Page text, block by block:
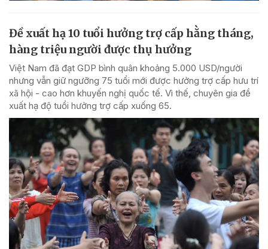
Đề xuất hạ 10 tuổi hưởng trợ cấp hằng tháng,
hàng triệu người được thụ hưởng
Việt Nam đã đạt GDP bình quân khoảng 5.000 USD/người
nhưng vẫn giữ ngưỡng 75 tuổi mới được hưởng trợ cấp hưu trí
xã hội - cao hơn khuyến nghị quốc tế. Vì thế, chuyên gia đề
xuất hạ độ tuổi hưởng trợ cấp xuống 65.